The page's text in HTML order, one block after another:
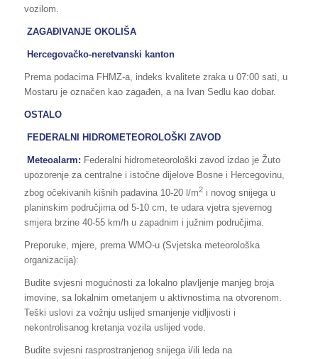
vozilom.
ZAGAĐIVANJE OKOLIŠA
Hercegovačko-neretvanski kanton
Prema podacima FHMZ-a, indeks kvalitete zraka u 07:00 sati, u
Mostaru je označen kao zagađen, a na Ivan Sedlu kao dobar.
OSTALO
FEDERALNI HIDROMETEOROLOŠKI ZAVOD
Meteoalarm: Federalni hidrometeorološki zavod izdao je Žuto
upozorenje za centralne i istočne dijelove Bosne i Hercegovinu,
zbog očekivanih kišnih padavina 10-20 l/m2i novog snijega u
planinskim područjima od 5-10 cm, te udara vjetra sjevernog
smjera brzine 40-55 km/h u zapadnim i južnim područjima.
Preporuke, mjere, prema WMO-u (Svjetska meteorološka
organizacija):
Budite svjesni mogućnosti za lokalno plavljenje manjeg broja
imovine, sa lokalnim ometanjem u aktivnostima na otvorenom.
Teški uslovi za vožnju uslijed smanjenje vidljivosti i
nekontrolisanog kretanja vozila uslijed vode.
Budite svjesni rasprostranjenog snijega i/ili leda na